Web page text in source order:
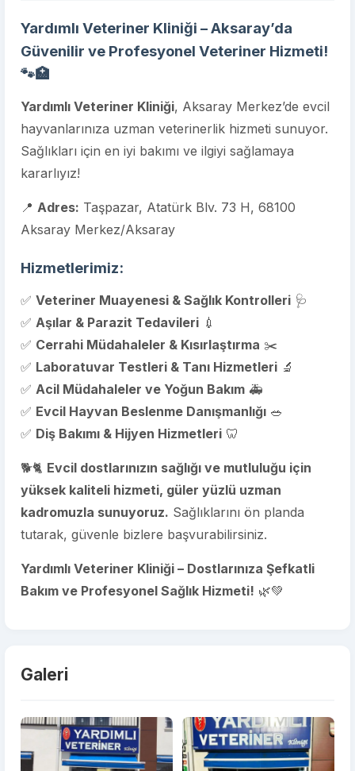
Yardımlı Veteriner Kliniği – Aksaray’da
Güvenilir ve Profesyonel Veteriner Hizmeti!
🐾🏥
Yardımlı Veteriner Kliniği, Aksaray Merkez’de evcil
hayvanlarınıza uzman veterinerlik hizmeti sunuyor.
Sağlıkları için en iyi bakımı ve ilgiyi sağlamaya
kararlıyız!
📍 Adres: Taşpazar, Atatürk Blv. 73 H, 68100
Aksaray Merkez/Aksaray
Hizmetlerimiz:
✅ Veteriner Muayenesi & Sağlık Kontrolleri 🩺
✅ Aşılar & Parazit Tedavileri 💉
✅ Cerrahi Müdahaleler & Kısırlaştırma ✂️
✅ Laboratuvar Testleri & Tanı Hizmetleri 🔬
✅ Acil Müdahaleler ve Yoğun Bakım 🚑
✅ Evcil Hayvan Beslenme Danışmanlığı 🥗
✅ Diş Bakımı & Hijyen Hizmetleri 🦷
🐕🐈 Evcil dostlarınızın sağlığı ve mutluluğu için
yüksek kaliteli hizmeti, güler yüzlü uzman
kadromuzla sunuyoruz. Sağlıklarını ön planda
tutarak, güvenle bizlere başvurabilirsiniz.
Yardımlı Veteriner Kliniği – Dostlarınıza Şefkatli
Bakım ve Profesyonel Sağlık Hizmeti! 🌿💚
Galeri